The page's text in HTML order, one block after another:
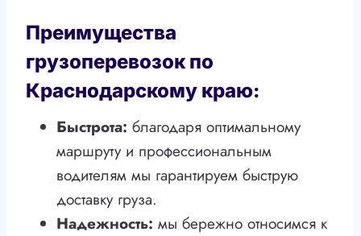
Преимущества
грузоперевозок по
Краснодарскому краю:
Быстрота: благодаря оптимальному
маршруту и профессиональным
водителям мы гарантируем быструю
доставку груза.
Надежность: мы бережно относимся к